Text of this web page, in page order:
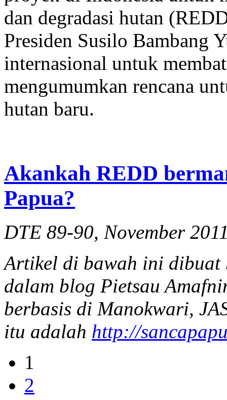
dan degradasi hutan
Presiden Susilo Bambang
internasional untuk
mengumumkan rencana
hutan baru.
Akankah REDD
Papua?
DTE 89-90, November
Artikel di bawah ini dibuat
dalam blog Pietsau
berbasis di Manokwari,
itu adalah http://
1
2